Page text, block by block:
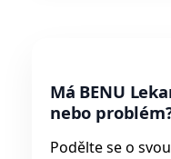
Má BENU
nebo
Podělte se o